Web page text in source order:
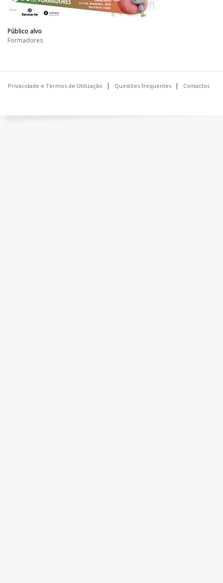
Público alvo
Formadores
Privacidade e Termos de Utilização Questões frequentes Contactos